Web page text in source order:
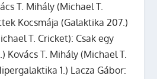
T. Mihály (Michael T.
Kocsmája (Galaktika 207.)
T. Cricket): Csak egy
Kovács T. Mihály (Michael T.
1.) Lacza Gábor: